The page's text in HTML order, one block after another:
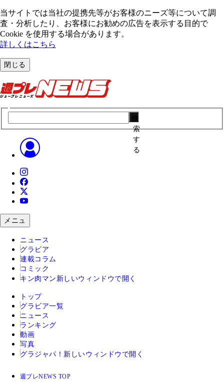
当サイトでは当社の提携先等がお客様のニーズ等について調
査・分析したり、お客様にお勧めの広告を表⽰する⽬的で
Cookie を使⽤する場合があります。
詳しくはこちら
閉じる
索
す
る
メニュ
ニュース
グラビア
連載コラム
コミック
キン肉マン 新しいウィンドウで開く
トップ
グラビア一覧
ニュース
ランキング
動画
写真
グラジャパ！ 新しいウィンドウで開く
週プレNEWS TOP